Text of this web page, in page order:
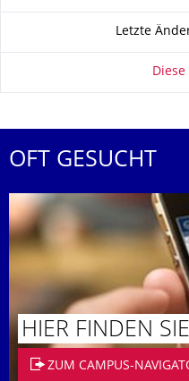
Letzte
OFT GESUCHT
HIER FINDEN
ZUM CAMPUS-